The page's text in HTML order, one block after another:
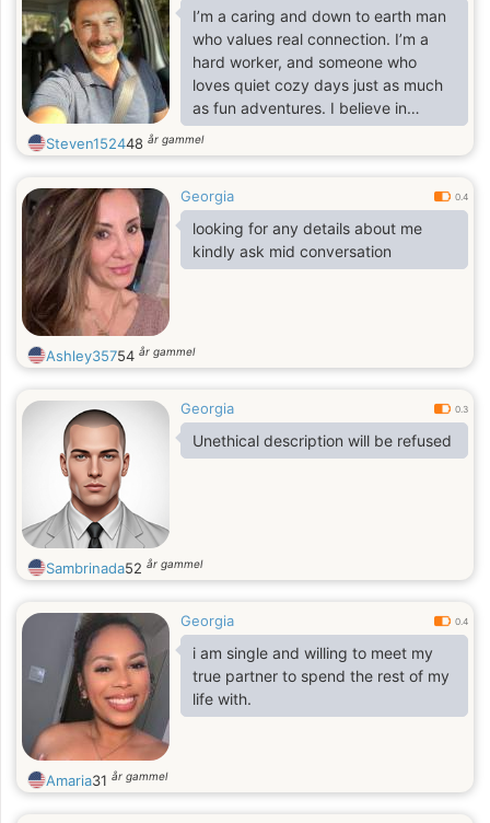
sharing both fun adventures and
quiet moments. Life’s better when
you can laugh together and support
each other along the way.
I’m a caring and down to earth man
who values real connection. I’m a
hard worker, and someone who
loves quiet cozy days just as much
as fun adventures. I believe in
chemistry, if the spark is there, it’s
there.
Steven152448 år gammel
Georgia 0.4
looking for any details about me
kindly ask mid conversation
Ashley35754 år gammel
Georgia 0.3
Unethical description will be refused
Sambrinada52 år gammel
Georgia 0.4
i am single and willing to meet my
true partner to spend the rest of my
life with.
Amaria31 år gammel